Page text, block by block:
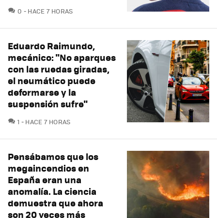
0 COMENTARIOS
HACE 7 HORAS
Eduardo Raimundo,
mecánico: "No aparques
con las ruedas giradas,
el neumático puede
deformarse y la
suspensión sufre"
1 COMENTARIOS
HACE 7 HORAS
Pensábamos que los
megaincendios en
España eran una
anomalía. La ciencia
demuestra que ahora
son 20 veces más